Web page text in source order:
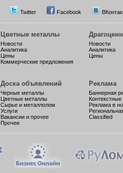
Twitter Facebook
Цветные металлы
Новости
Аналитика
Цены
Коммерческие предложения
Новости
Аналитика
Цены
Доска объявлений
Черные металлы
Цветные металлы
Сырье и металлолом
Услуги
Вакансии и прочее
Прочее
Реклама
Баннерная
Реклама в
Classified